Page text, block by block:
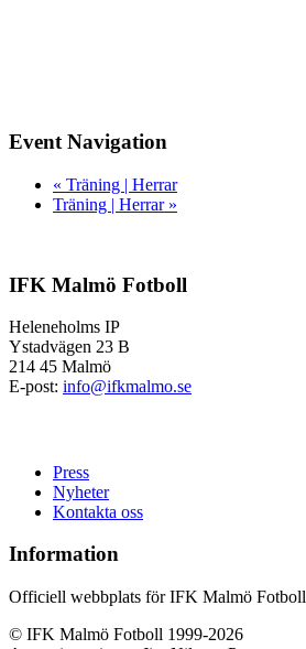
Event Navigation
« Träning | Herrar
Träning | Herrar »
IFK Malmö Fotboll
Heleneholms IP
Ystadvägen 23 B
214 45 Malmö
E-post: info@ifkmalmo.se
Press
Nyheter
Kontakta oss
Information
Officiell webbplats för IFK Malmö Fotboll
© IFK Malmö Fotboll 1999-2026